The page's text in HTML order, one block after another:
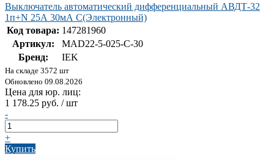
Выключатель автоматический дифференциальный АВДТ-32
1п+N 25А 30мА С(Электронный)
Код товара: 147281960
Артикул:
MAD22-5-025-C-30
Бренд:
IEK
На складе 3572 шт
Обновлено 09.08.2026
Цена для юр. лиц:
1 178.25 руб. / шт
-
+
Купить